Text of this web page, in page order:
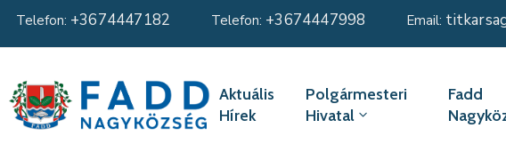
Telefon: +3674447182 Telefon: +3674447998 Email:
Aktuális
Hírek
Polgármesteri
Hivatal
Fadd